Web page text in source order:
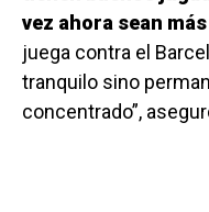
vez ahora sean
juega contra el
tranquilo sino
concentrado”,